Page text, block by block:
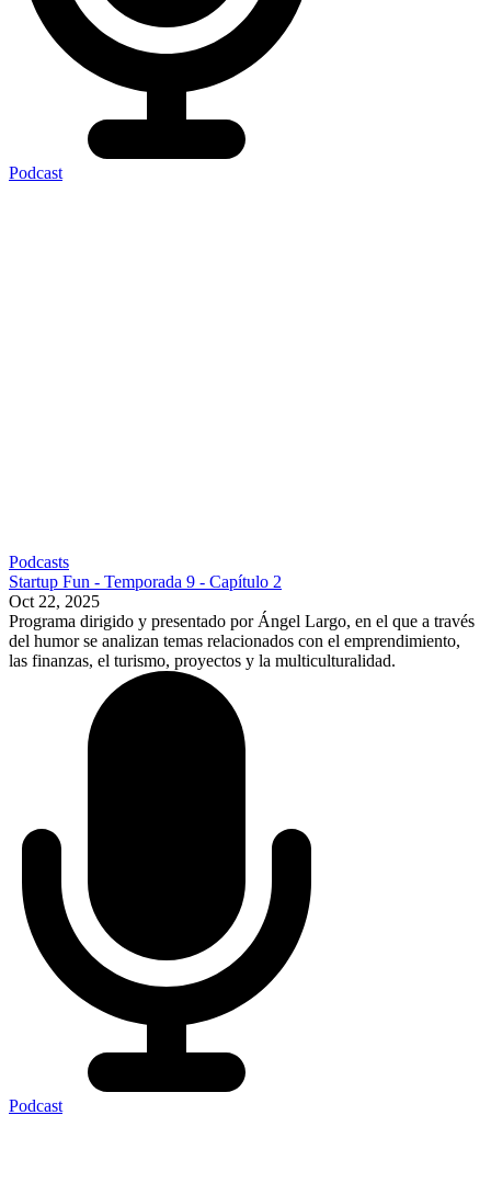
Podcast
Podcasts
Startup Fun - Temporada 9 - Capítulo 2
Oct 22, 2025
Programa dirigido y presentado por Ángel Largo, en el que a través
del humor se analizan temas relacionados con el emprendimiento,
las finanzas, el turismo, proyectos y la multiculturalidad.
Podcast